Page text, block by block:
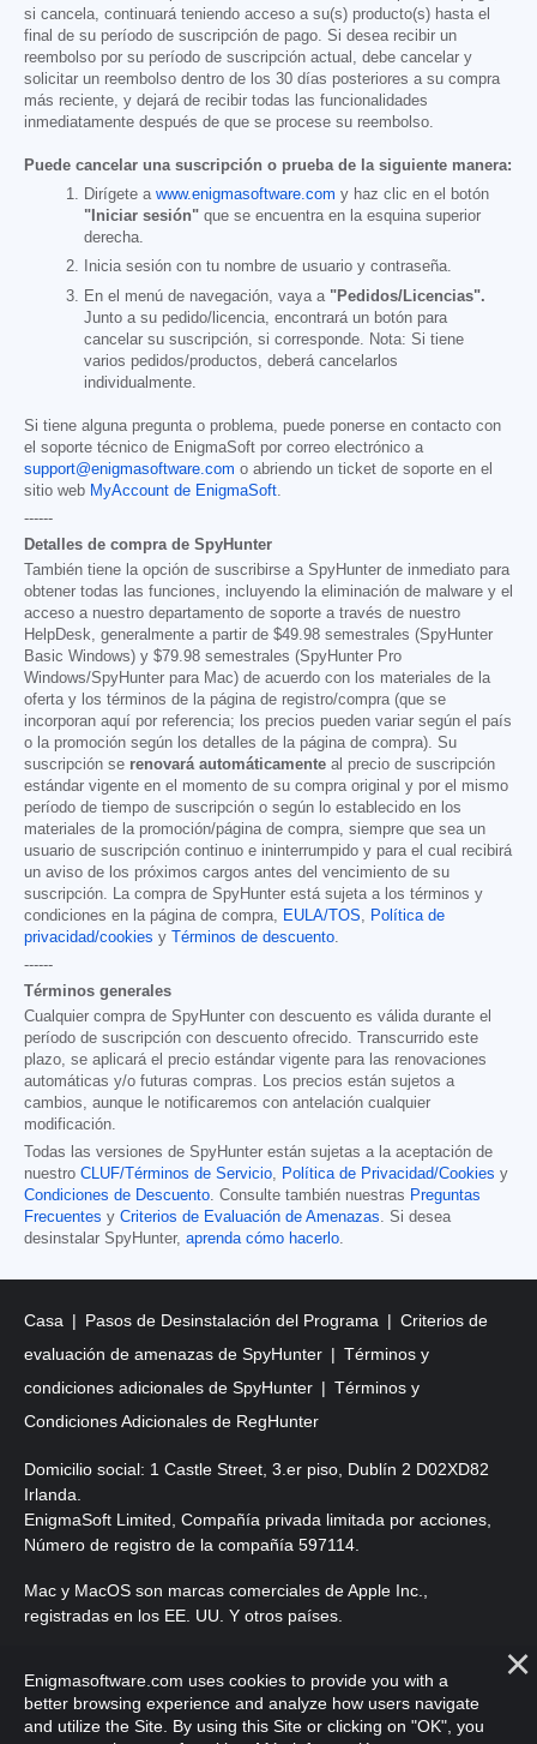
si cancela, continuará teniendo acceso a su(s) producto(s) hasta el
final de su período de suscripción de pago. Si desea recibir un
reembolso por su período de suscripción actual, debe cancelar y
solicitar un reembolso dentro de los 30 días posteriores a su compra
más reciente, y dejará de recibir todas las funcionalidades
inmediatamente después de que se procese su reembolso.
Puede cancelar una suscripción o prueba de la siguiente manera:
Dirígete a www.enigmasoftware.com y haz clic en el botón
"Iniciar sesión" que se encuentra en la esquina superior
derecha.
Inicia sesión con tu nombre de usuario y contraseña.
En el menú de navegación, vaya a "Pedidos/Licencias".
Junto a su pedido/licencia, encontrará un botón para
cancelar su suscripción, si corresponde. Nota: Si tiene
varios pedidos/productos, deberá cancelarlos
individualmente.
Si tiene alguna pregunta o problema, puede ponerse en contacto con
el soporte técnico de EnigmaSoft por correo electrónico a
support@enigmasoftware.com o abriendo un ticket de soporte en el
sitio web MyAccount de EnigmaSoft
------
Detalles de compra de SpyHunter
También tiene la opción de suscribirse a SpyHunter de inmediato para
obtener todas las funciones, incluyendo la eliminación de malware y el
acceso a nuestro departamento de soporte a través de nuestro
HelpDesk, generalmente a partir de $49.98 semestrales (SpyHunter
Basic Windows) y $79.98 semestrales (SpyHunter Pro
Windows/SpyHunter para Mac) de acuerdo con los materiales de la
oferta y los términos de la página de registro/compra (que se
incorporan aquí por referencia; los precios pueden variar según el país
o la promoción según los detalles de la página de compra). Su
suscripción se renovará automáticamente al precio de suscripción
estándar vigente en el momento de su compra original y por el mismo
período de tiempo de suscripción o según lo establecido en los
materiales de la promoción/página de compra, siempre que sea un
usuario de suscripción continuo e ininterrumpido y para el cual recibirá
un aviso de los próximos cargos antes del vencimiento de su
suscripción. La compra de SpyHunter está sujeta a los términos y
condiciones en la página de compra,
EULA/TOS
Política de
privacidad/cookies y Términos de descuento
------
Términos generales
Cualquier compra de SpyHunter con descuento es válida durante el
período de suscripción con descuento ofrecido. Transcurrido este
plazo, se aplicará el precio estándar vigente para las renovaciones
automáticas y/o futuras compras. Los precios están sujetos a
cambios, aunque le notificaremos con antelación cualquier
modificación.
Todas las versiones de SpyHunter están sujetas a la aceptación de
nuestro CLUF/Términos de Servicio Política de Privacidad/Cookies y
Condiciones de Descuento . Consulte también nuestras Preguntas
Frecuentes y Criterios de Evaluación de Amenazas . Si desea
desinstalar SpyHunter, aprenda cómo hacerlo
Casa Pasos de Desinstalación del Programa
Criterios de
evaluación de amenazas de SpyHunter
Términos y
condiciones adicionales de SpyHunter
Términos y
Condiciones Adicionales de RegHunter
Domicilio social: 1 Castle Street, 3.er piso, Dublín 2 D02XD82
Irlanda.
EnigmaSoft Limited, Compañía privada limitada por acciones,
Número de registro de la compañía 597114.
Mac y MacOS son marcas comerciales de Apple Inc.,
registradas en los EE. UU. Y otros países.
reservados.
Enigmasoftware.com uses cookies to provide you with a
better browsing experience and analyze how users navigate
and utilize the Site. By using this Site or clicking on "OK", you